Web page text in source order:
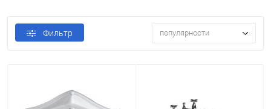
Фильтр популярности